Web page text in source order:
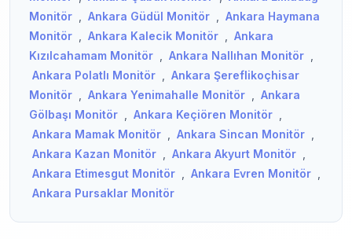
Monitör
Ankara Güdül Monitör
Ankara Haymana
Monitör
Ankara Kalecik Monitör
Ankara
Kızılcahamam Monitör
Ankara Nallıhan Monitör
Ankara Polatlı Monitör
Ankara Şereflikoçhisar
Monitör
Ankara Yenimahalle Monitör
Ankara
Gölbaşı Monitör
Ankara Keçiören Monitör
Ankara Mamak Monitör
Ankara Sincan Monitör
Ankara Kazan Monitör
Ankara Akyurt Monitör
Ankara Etimesgut Monitör
Ankara Evren Monitör
Ankara Pursaklar Monitör